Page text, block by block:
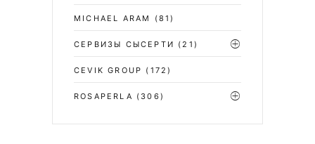
MICHAEL ARAM (81)
СЕРВИЗЫ СЫСЕРТИ (21)
CEVIK GROUP (172)
ROSAPERLA (306)